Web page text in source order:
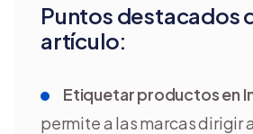
Puntos destacados
artículo:
Etiquetar productos en
permite a las marcas dirigir